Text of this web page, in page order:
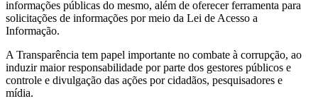
informações públicas do mesmo, além de oferecer ferramenta para
solicitações de informações por meio da Lei de Acesso a
Informação.
A Transparência tem papel importante no combate à corrupção, ao
induzir maior responsabilidade por parte dos gestores públicos e
controle e divulgação das ações por cidadãos, pesquisadores e
mídia.